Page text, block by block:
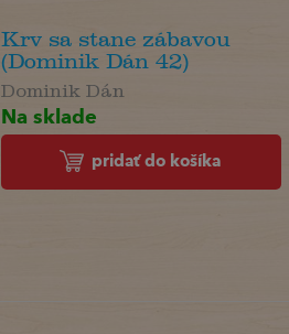
Krv sa stane zábavou
(Dominik Dán 42)
Dominik Dán
Na sklade
pridať do košíka